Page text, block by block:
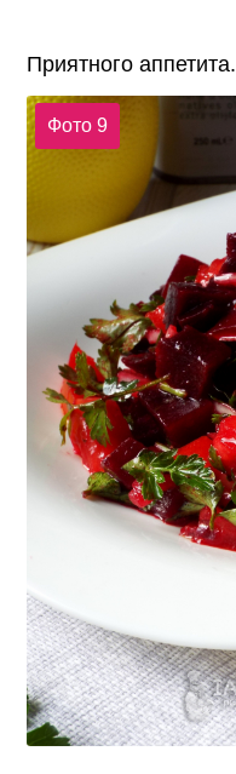
Приятного аппетита.
Фото 9